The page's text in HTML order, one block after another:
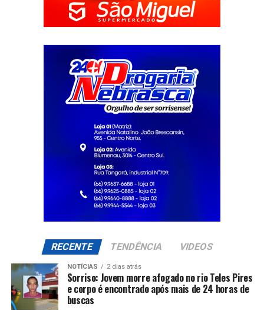
RECENTE TENDÊNCIA VIDEOS
NOTÍCIAS 2 dias atrás
Sorriso: Jovem morre afogado no rio Teles Pires
e corpo é encontrado após mais de 24 horas de
buscas